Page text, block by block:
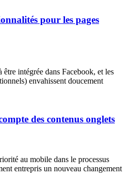
pour les pages
intégrée dans Facebook, et les
envahissent doucement
des contenus onglets
au mobile dans le processus
entrepris un nouveau changement